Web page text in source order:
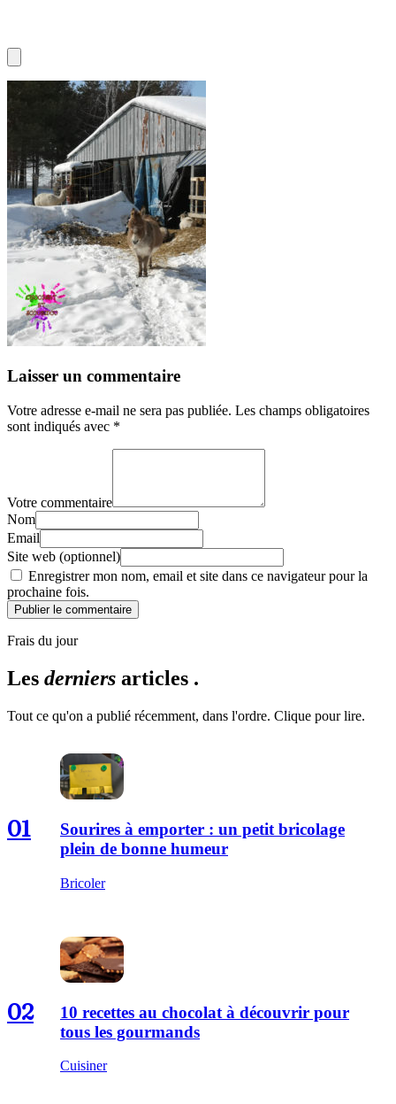
Laisser un commentaire
Votre adresse e-mail ne sera pas publiée. Les champs obligatoires
sont indiqués avec *
Votre commentaire
Nom
Email
Site web (optionnel)
Enregistrer mon nom, email et site dans ce navigateur pour la
prochaine fois.
Publier le commentaire
Frais du jour
Les derniers articles .
Tout ce qu'on a publié récemment, dans l'ordre. Clique pour lire.
01
Sourires à emporter : un petit bricolage
plein de bonne humeur
Bricoler
02
10 recettes au chocolat à découvrir pour
tous les gourmands
Cuisiner